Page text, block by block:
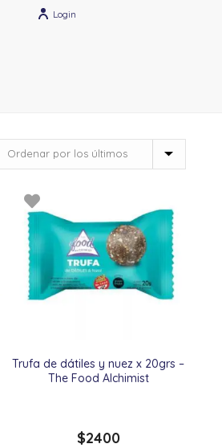
Login
Trufa de dátiles y nuez x 20grs –
The Food Alchimist
$2400